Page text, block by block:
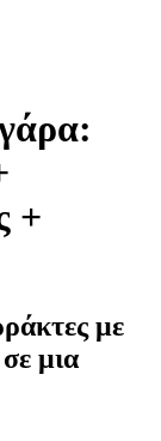
+
με
μια